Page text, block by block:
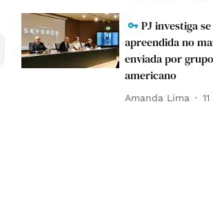
PJ investiga
apreendida no
enviada por
americano
Amanda Lima